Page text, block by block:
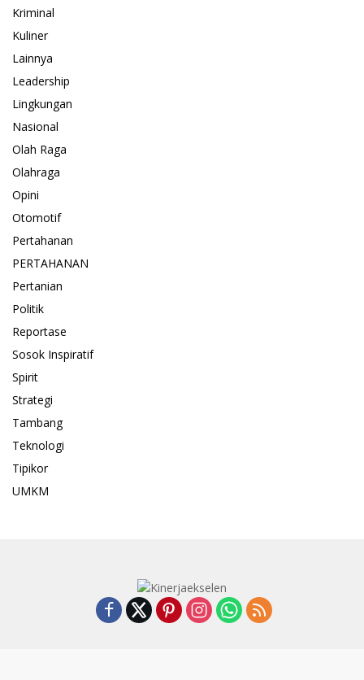
Kriminal
Kuliner
Lainnya
Leadership
Lingkungan
Nasional
Olah Raga
Olahraga
Opini
Otomotif
Pertahanan
PERTAHANAN
Pertanian
Politik
Reportase
Sosok Inspiratif
Spirit
Strategi
Tambang
Teknologi
Tipikor
UMKM